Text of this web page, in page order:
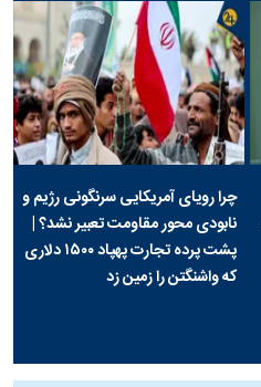
چرا رویای آمریکایی سرنگونی رژیم و
نابودی محور مقاومت تعبیر نشد؟ |
پشت پرده تجارت پهپاد‌ ۱۵۰۰ دلاری
که واشنگتن را زمین زد